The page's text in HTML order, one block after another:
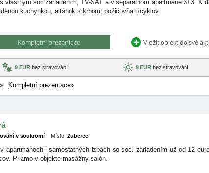
vlastným soc.zariadením, TV-SAT a v separátnom apartmáne 3+3. K
kuchynkou, altánok s krbom, požičovňa bicyklov
Kompletní prezentace Vložit objekt do své
9 EUR bez stravování 9 EUR bez stravování
Kompletní prezentace»
v soukromí Místo: Zuberec
apartmánoch i samostatných izbách so soc. zariadením už od 12
Priamo v objekte masážny salón.